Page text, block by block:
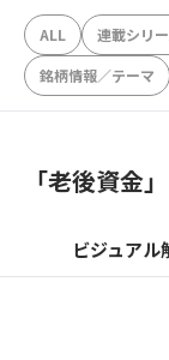
ALL 連載シリ
銘柄情報／テーマ
「老後資金
ビジュアル